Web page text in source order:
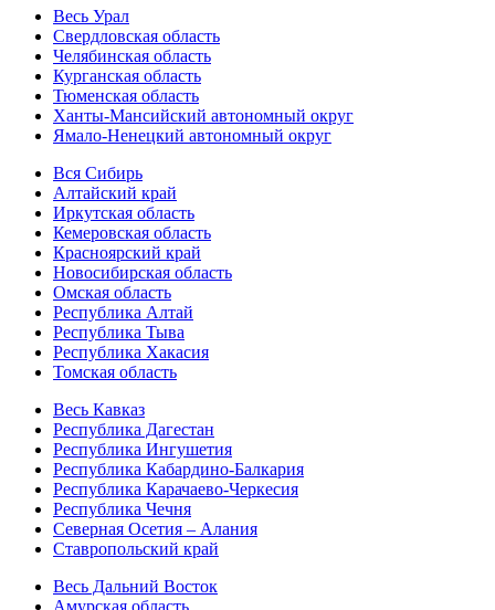
Весь Урал
Свердловская область
Челябинская область
Курганская область
Тюменская область
Ханты-Мансийский автономный округ
Ямало-Ненецкий автономный округ
Вся Сибирь
Алтайский край
Иркутская область
Кемеровская область
Красноярский край
Новосибирская область
Омская область
Республика Алтай
Республика Тыва
Республика Хакасия
Томская область
Весь Кавказ
Республика Дагестан
Республика Ингушетия
Республика Кабардино-Балкария
Республика Карачаево-Черкесия
Республика Чечня
Северная Осетия – Алания
Ставропольский край
Весь Дальний Восток
Амурская область